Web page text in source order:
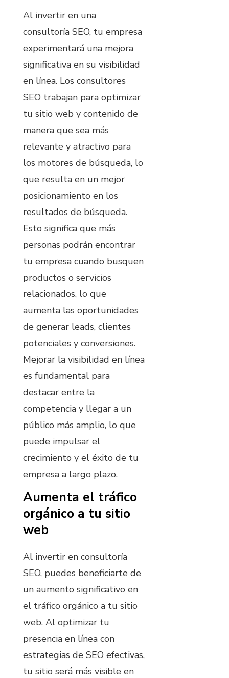
Al invertir en una
consultoría SEO, tu empresa
experimentará una mejora
significativa en su visibilidad
en línea. Los consultores
SEO trabajan para optimizar
tu sitio web y contenido de
manera que sea más
relevante y atractivo para
los motores de búsqueda, lo
que resulta en un mejor
posicionamiento en los
resultados de búsqueda.
Esto significa que más
personas podrán encontrar
tu empresa cuando busquen
productos o servicios
relacionados, lo que
aumenta las oportunidades
de generar leads, clientes
potenciales y conversiones.
Mejorar la visibilidad en línea
es fundamental para
destacar entre la
competencia y llegar a un
público más amplio, lo que
puede impulsar el
crecimiento y el éxito de tu
empresa a largo plazo.
Aumenta el tráfico
orgánico a tu sitio
web
Al invertir en consultoría
SEO, puedes beneficiarte de
un aumento significativo en
el tráfico orgánico a tu sitio
web. Al optimizar tu
presencia en línea con
estrategias de SEO efectivas,
tu sitio será más visible en